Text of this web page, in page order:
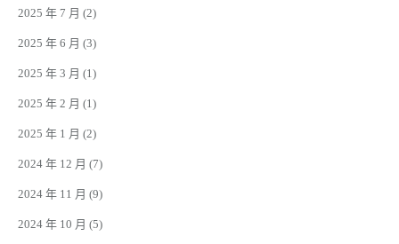
2025 年 7 月 (2)
2025 年 6 月 (3)
2025 年 3 月 (1)
2025 年 2 月 (1)
2025 年 1 月 (2)
2024 年 12 月 (7)
2024 年 11 月 (9)
2024 年 10 月 (5)